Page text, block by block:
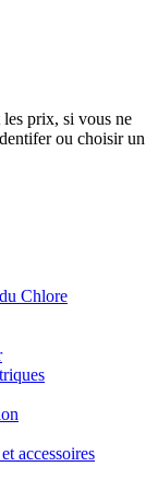
prix, si vous ne
ou choisir un
Chlore
accessoires